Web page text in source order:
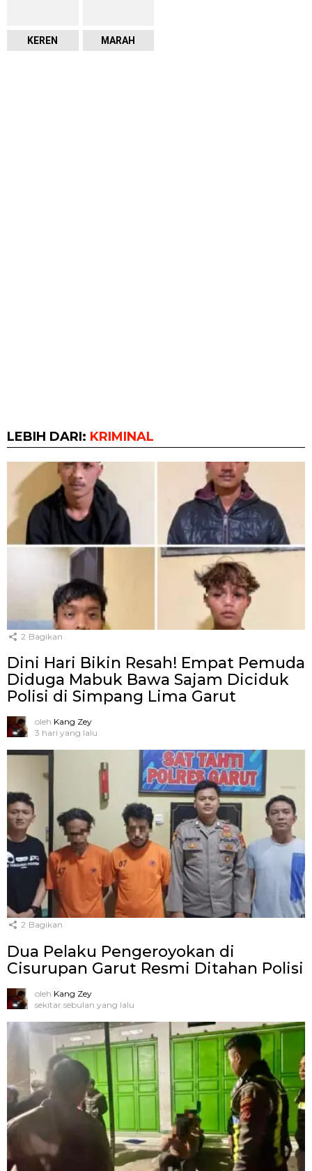
KEREN MARAH
LEBIH DARI: KRIMINAL
2 Bagikan
Dini Hari Bikin Resah! Empat Pemuda
Diduga Mabuk Bawa Sajam Diciduk
Polisi di Simpang Lima Garut
oleh Kang Zey
3 hari yang lalu
2 Bagikan
Dua Pelaku Pengeroyokan di
Cisurupan Garut Resmi Ditahan Polisi
oleh Kang Zey
sekitar sebulan yang lalu